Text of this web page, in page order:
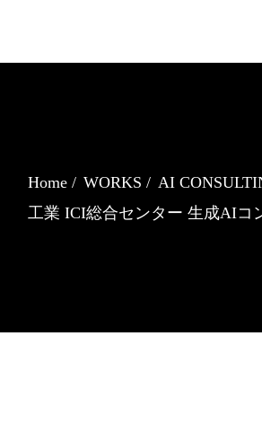
Home WORKS AI
工業 ICI総合センター 生成AIコ